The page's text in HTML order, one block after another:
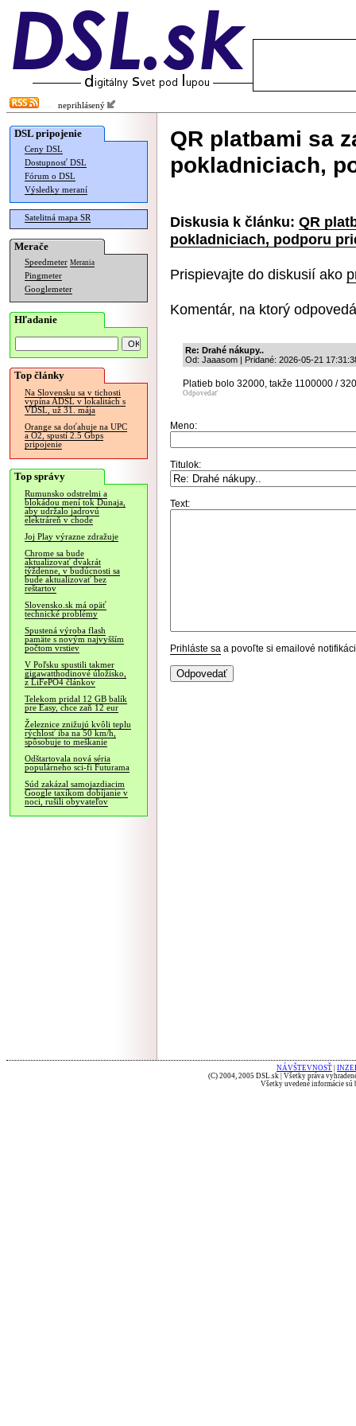
neprihlásený
DSL pripojenie
Ceny DSL
Dostupnosť DSL
Fórum o DSL
Výsledky meraní
Satelitná mapa SR
Merače
Speedmeter Merania
Pingmeter
Googlemeter
Hľadanie
Top články
Na Slovensku sa v tichosti
vypína ADSL v lokalitách s
VDSL, už 31. mája
Orange sa doťahuje na UPC
a O2, spustí 2.5 Gbps
pripojenie
Top správy
Rumunsko odstrelmi a
blokádou mení tok Dunaja,
aby udržalo jadrovú
elektráreň v chode
Joj Play výrazne zdražuje
Chrome sa bude
aktualizovať dvakrát
týždenne, v budúcnosti sa
bude aktualizovať bez
reštartov
Slovensko.sk má opäť
technické problémy
Spustená výroba flash
pamäte s novým najvyšším
počtom vrstiev
V Poľsku spustili takmer
gigawatthodinové úložisko,
z LiFePO4 článkov
Telekom pridal 12 GB balík
pre Easy, chce zaň 12 eur
Železnice znižujú kvôli teplu
rýchlosť iba na 50 km/h,
spôsobuje to meškanie
Odštartovala nová séria
populárneho sci-fi Futurama
Súd zakázal samojazdiacim
Google taxíkom dobíjanie v
noci, rušili obyvateľov
QR platbami sa
pokladniciach,
Diskusia k článku: QR
pokladniciach, podporu
Prispievajte do diskusií ako
Komentár, na ktorý
Re: Drahé nákupy..
Od: Jaaasom | Pridané: 2026-05-21
Platieb bolo 32000, takže 1100000 /
Odpovedať
Meno:
Titulok:
Text:
Prihláste sa a povoľte si emailové
NÁVŠTEVNOSŤ
(C) 2004, 2005 DSL.sk | Všetky práva
Všetky uvedené informácie sú